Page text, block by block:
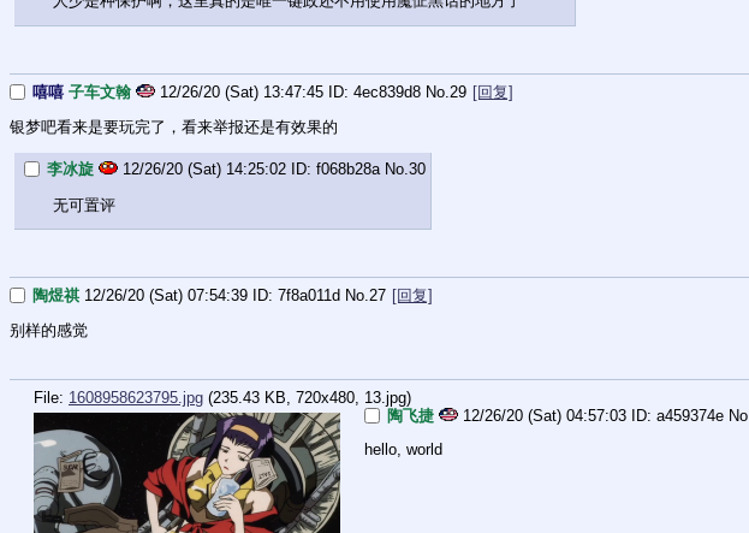
嘻嘻 子车文翰 12/26/20 (Sat) 13:47:45 4ec839d8 No. 29 [回复]
银梦吧看来是要玩完了，看来举报还是有效果的
李冰旋 12/26/20 (Sat) 14:25:02 f068b28a No.30
无可置评
陶煜祺 12/26/20 (Sat) 07:54:39 7f8a011d No.27 [回复]
别样的感觉
File: 1608958623795.jpg (235.43 KB, 720x480, 13.jpg)
陶飞捷
12/26/20 (Sat) 04:57:03 a459374e No.
hello, world